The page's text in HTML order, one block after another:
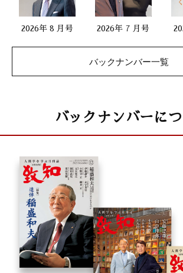
2026年 8 月号 2026年 7 月号
バックナンバー一覧
バックナンバーに